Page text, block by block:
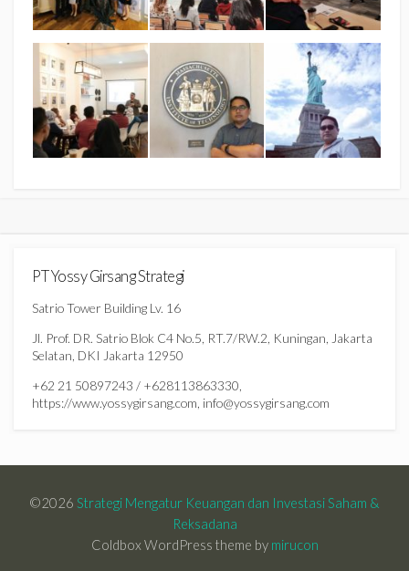
PT Yossy Girsang Strategi
Satrio Tower Building Lv. 16
Jl. Prof. DR. Satrio Blok C4 No.5, RT.7/RW.2, Kuningan, Jakarta
Selatan, DKI Jakarta 12950
+62 21 50897243 / +628113863330,
https://www.yossygirsang.com, info@yossygirsang.com
©2026 Strategi Mengatur Keuangan dan Investasi Saham &
Reksadana
Coldbox WordPress theme by mirucon